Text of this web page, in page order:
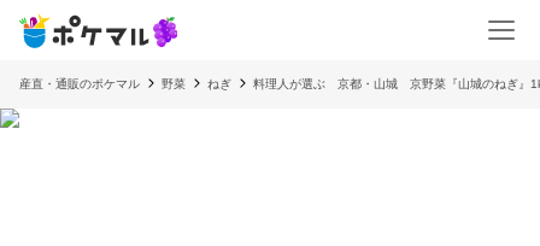
産直・通販のポケマル 野菜 ねぎ 料理人が選ぶ 京都・山城 京野菜『山城のねぎ』